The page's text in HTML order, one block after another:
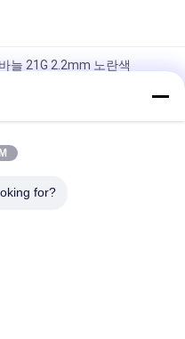
늘 21G 2.2mm 노란색
난절도 21G 바늘 1.8 밀리미
터의 3 깊이와 조정 가능 깊
for?